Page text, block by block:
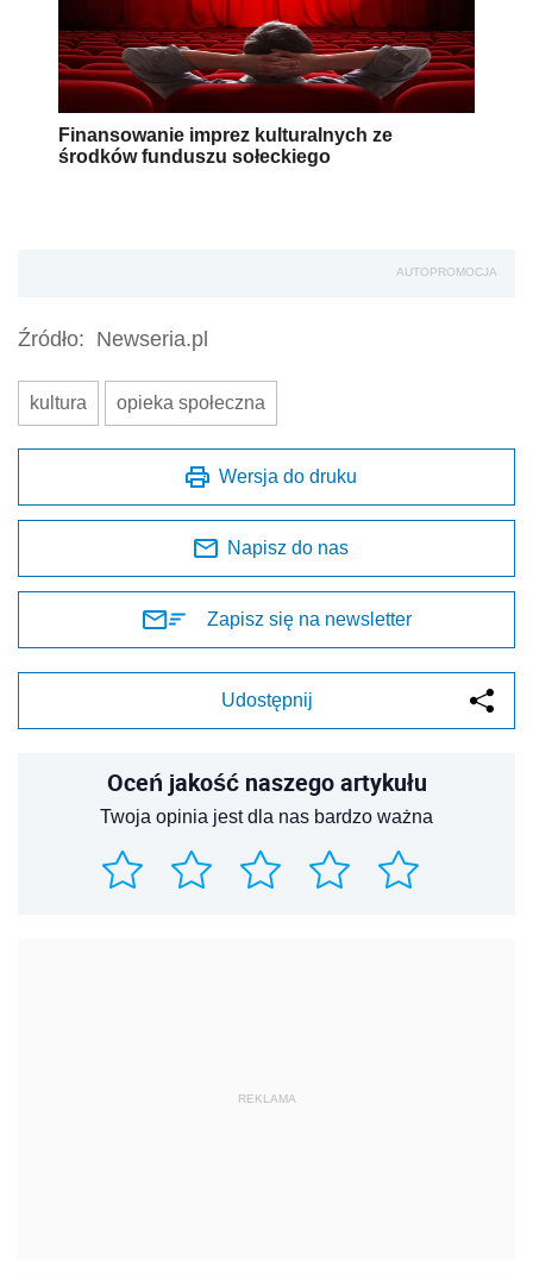
Finansowanie imprez kulturalnych ze
środków funduszu sołeckiego
AUTOPROMOCJA
Źródło: Newseria.pl
kultura opieka społeczna
Wersja do druku
Napisz do nas
Zapisz się na newsletter
Udostępnij
Oceń jakość naszego artykułu
Twoja opinia jest dla nas bardzo ważna
REKLAMA